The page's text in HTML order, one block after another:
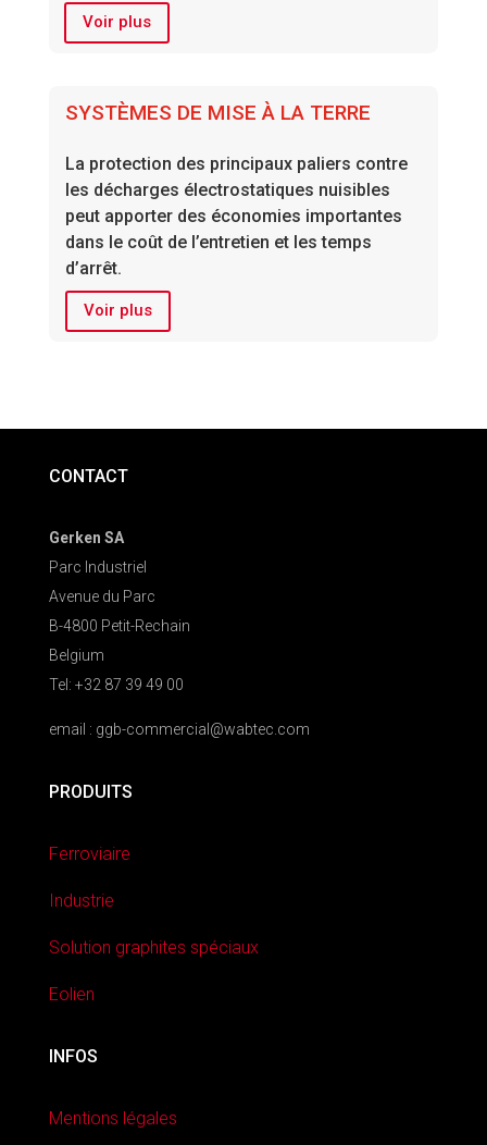
Voir plus
SYSTÈMES DE MISE À LA TERRE
La protection des principaux paliers contre
les décharges électrostatiques nuisibles
peut apporter des économies importantes
dans le coût de l’entretien et les temps
d’arrêt.
Voir plus
CONTACT
Gerken SA
Parc Industriel
Avenue du Parc
B-4800 Petit-Rechain
Belgium
Tel: +32 87 39 49 00
email : ggb-commercial@wabtec.com
PRODUITS
Ferroviaire
Industrie
Solution graphites spéciaux
Eolien
INFOS
Mentions légales